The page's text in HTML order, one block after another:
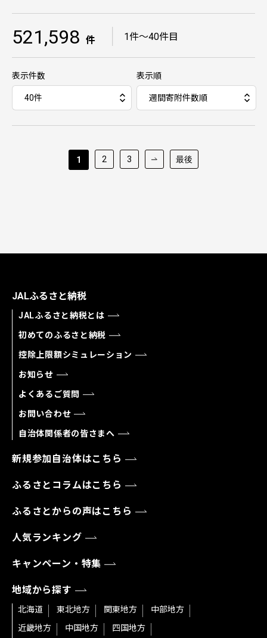
521,598 件 1件～40件目
表示件数 表示順
1 2 3 最後
JALふるさと納税
JALふるさと納税とは
初めてのふるさと納税
控除上限額シミュレーション
お知らせ
よくあるご質問
お問い合わせ
自治体関係者の皆さまへ
新規参加自治体はこちら
ふるさとコラムはこちら
ふるさとからの声はこちら
人気ランキング
キャンペーン・特集
地域から探す
北海道 東北地方 関東地方
中部地方
近畿地方
中国地方
四国地方